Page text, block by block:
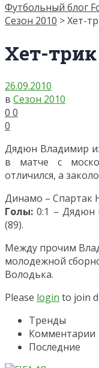
Футбольный блог
Сезон 2010 > Хет-
Хет-
26.09.2010
в Сезон 2010
0 0
0
Дядюн Владимир
в матче с
отличился, а
Динамо – Спартак
Голы: 0:1 – Дядюн
(89).
Между прочим
молодежной
Володька.
Please login to join
Тренды
Комментарии
Последние